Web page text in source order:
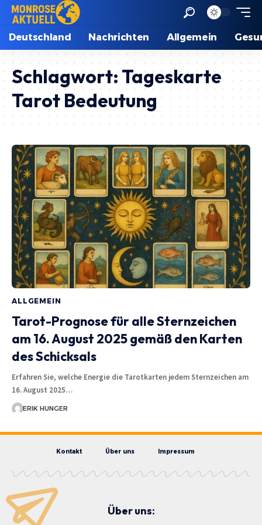
Deutschland Nachrichten Allgemein
Schlagwort:Tageskarte
Tarot Bedeutung
ALLGEMEIN
Tarot-Prognose für alle Sternzeichen
am 16. August 2025 gemäß den Karten
des Schicksals
Erfahren Sie, welche Energie die Tarotkarten jedem Sternzeichen am
16. August 2025…
ERIK HUNGER
Kontakt Über uns Impressum
Über uns: